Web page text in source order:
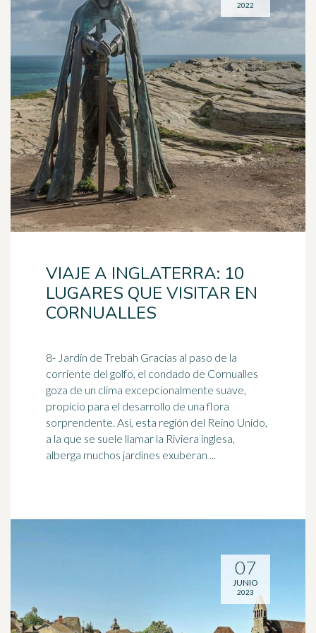
VIAJE A INGLATERRA: 10
LUGARES QUE VISITAR EN
CORNUALLES
8- Jardín de Trebah Gracias al paso de la
corriente del golfo, el condado de Cornualles
goza de un clima excepcionalmente suave,
propicio para el desarrollo de una flora
sorprendente. Así, esta región del Reino Unido,
a la que se suele llamar la Riviera inglesa,
alberga muchos jardines exuberan ...
2022
07
JUNIO
2023